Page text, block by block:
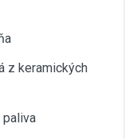
z keramických
paliva